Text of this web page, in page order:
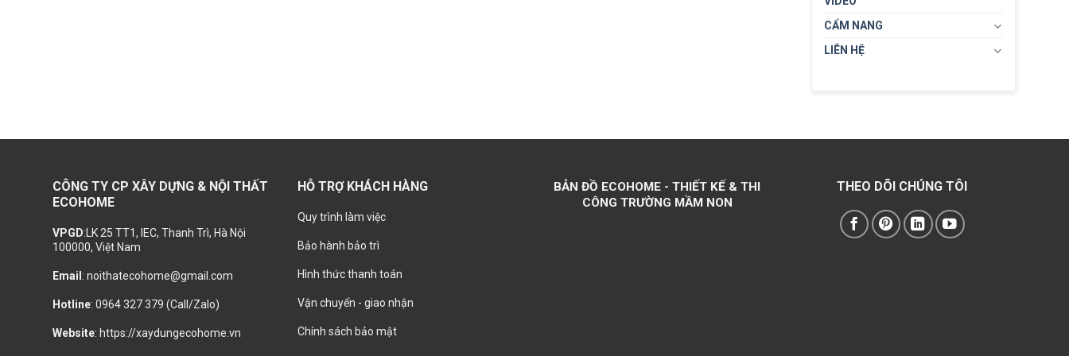
CẨM NANG
LIÊN HỆ
CÔNG TY CP XÂY DỰNG & NỘI THẤT
ECOHOME
VPGD:LK 25 TT1, IEC, Thanh Trì, Hà Nội
100000, Việt Nam
Email : noithatecohome@gmail.com
Hotline: 0964 327 379 (Call/Zalo)
Website: https://xaydungecohome.vn
HỖ TRỢ KHÁCH HÀNG
Quy trình làm việc
Bảo hành bảo trì
Hình thức thanh toán
Vận chuyển - giao nhận
Chính sách bảo mật
BẢN ĐỒ ECOHOME - THIẾT KẾ & THI
CÔNG TRƯỜNG MẦM NON
THEO DÕI CHÚNG TÔI